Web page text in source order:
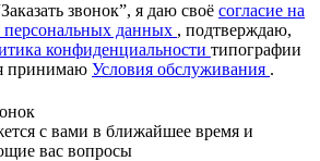
звонок”, я даю своё согласие на
персональных данных , подтверждаю,
конфиденциальности типографии
принимаю Условия обслуживания .
с вами в ближайшее время и
вас вопросы